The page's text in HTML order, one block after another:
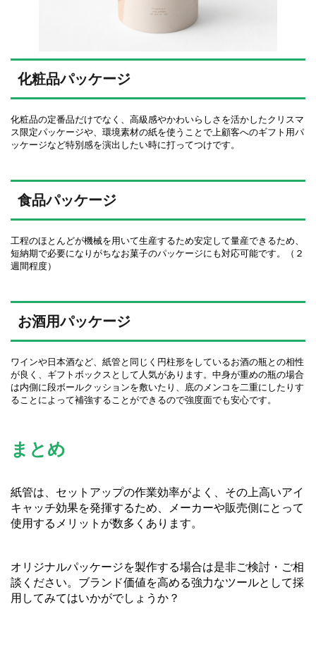
化粧品パッケージ
化粧品の定番品だけでなく、高級感やかわいらしさを活かしたクリスマ
ス限定パッケージや、環境素材の紙を使うことで上顧客へのギフト用パ
ッケージなど特別感を演出したい時に打ってつけです。
食品パッケージ
工程のほとんどが機械を用いて生産するため安定して量産できるため、
短納期で必要になりがちなお菓子のパッケージにも対応可能です。（２
週間程度）
お酒用パッケージ
ワインや日本酒など、紙管と同じく円柱形をしているお酒の瓶との相性
が良く、ギフトボックスとして人気があります。中身が重めの瓶の場合
は内側に段ボールクッションを敷いたり、底のメンコを二重にしたりす
ることによって補強することができるので強度面でも安心です。
まとめ
紙管は、セットアップの作業効率がよく、その上高いアイ
キャッチ効果を発揮するため、メーカーや販売側にとって
使用するメリットが数多くあります。
オリジナルパッケージを製作する場合は是非ご検討・ご相
談ください。ブランド価値を高める強力なツールとして採
用してみてはいかがでしょうか？